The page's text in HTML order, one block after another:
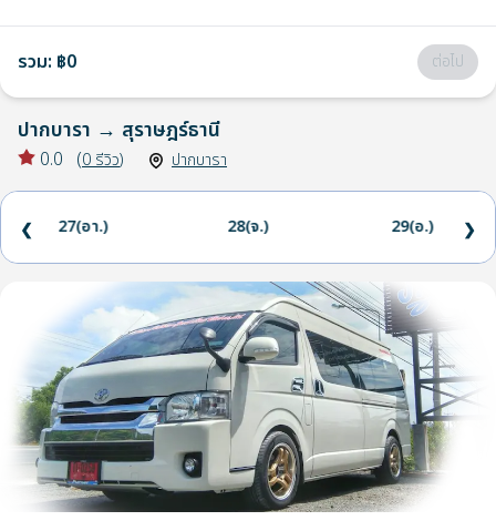
รวม: ฿0 ต่อไป
ปากบารา → สุราษฎร์ธานี
0.0 (0 รีวิว) ปากบารา
27(อา.) 28(จ.) 29(อ.)
❮ ❯